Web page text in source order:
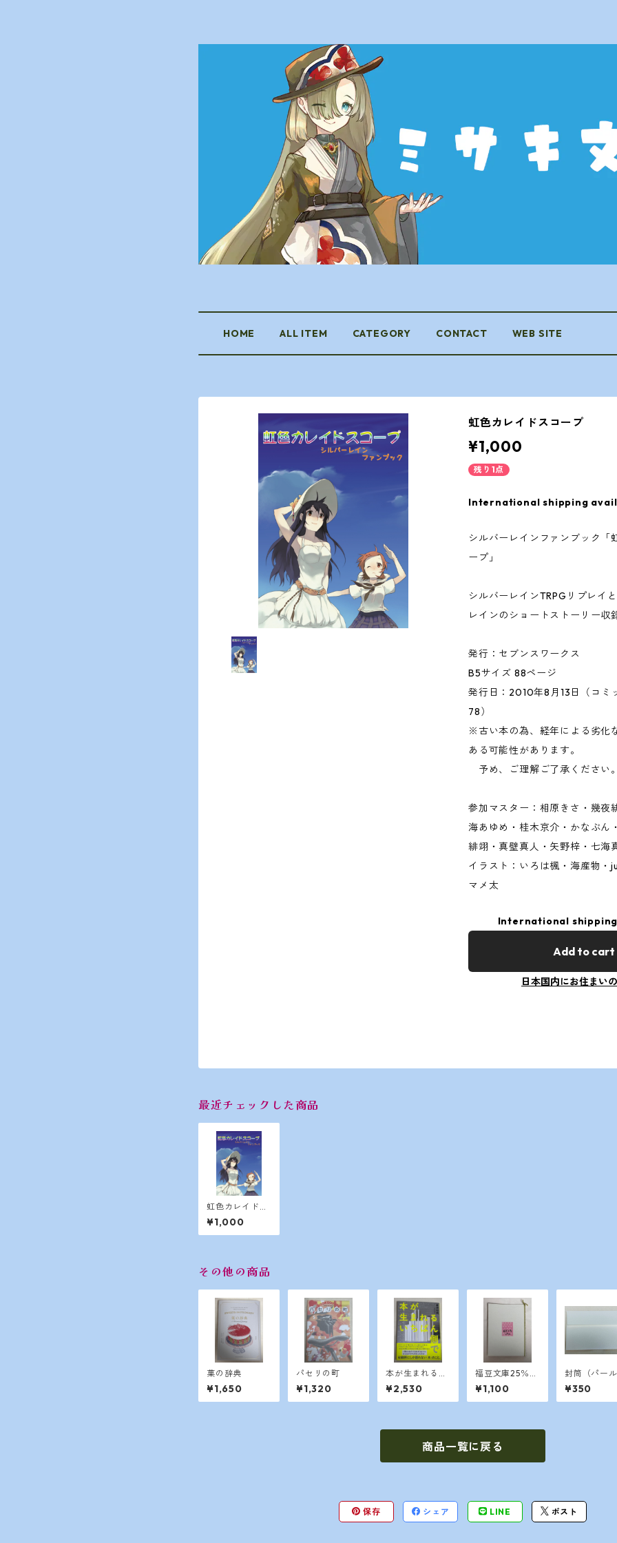
HOME ALL ITEM CATEGORY CONTACT WEB SITE
虹色カレイドスコープ
¥1,000
残り1点
International shipping
シルバーレインファンブック「
ープ」
シルバーレインTRPGリプレイ
レインのショートストーリー収
発行：セブンスワークス
B5サイズ 88ページ
発行日：2010年8月13日（コミ
78）
※古い本の為、経年による劣化
ある可能性があります。
予め、ご理解ご了承ください。
参加マスター：相原きさ・幾夜
海あゆめ・桂木京介・かなぶん
緋翊・真壁真人・矢野梓・七海
イラスト：いろは楓・海産物・
マメ太
International
Add to cart
日本国内にお住まい
最近チェックした商品
虹色カレイドス
コープ
¥1,000
その他の商品
菓の辞典
¥1,650
パセリの町
¥1,320
本が生まれるい
ちばん側で
¥2,530
福豆文庫25％
豆本つき
¥1,100
封筒（パール
ワイト）
¥350
商品一覧に戻る
保存 シェア LINE ポスト